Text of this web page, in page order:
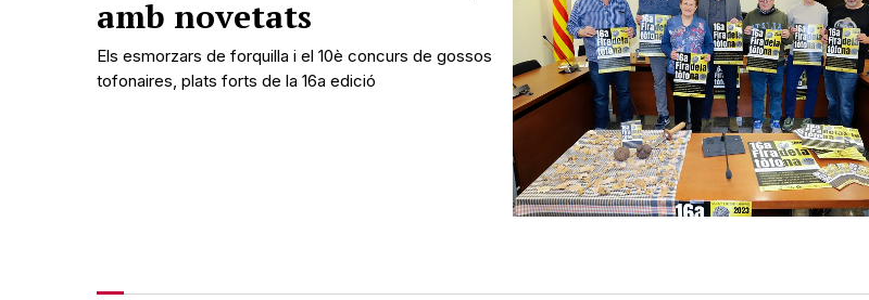
amb novetats
Els esmorzars de forquilla i el 10è concurs de gossos
tofonaires, plats forts de la 16a edició